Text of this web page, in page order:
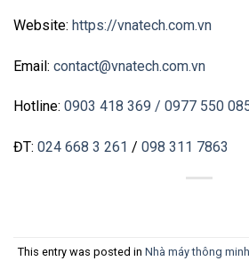
Website: https://vnatech.com.vn
Email: contact@vnatech.com.vn
Hotline: 0903 418 369 / 0977 550
ĐT: 024 668 3 261 / 098 311 7863
This entry was posted in Nhà máy thông minh